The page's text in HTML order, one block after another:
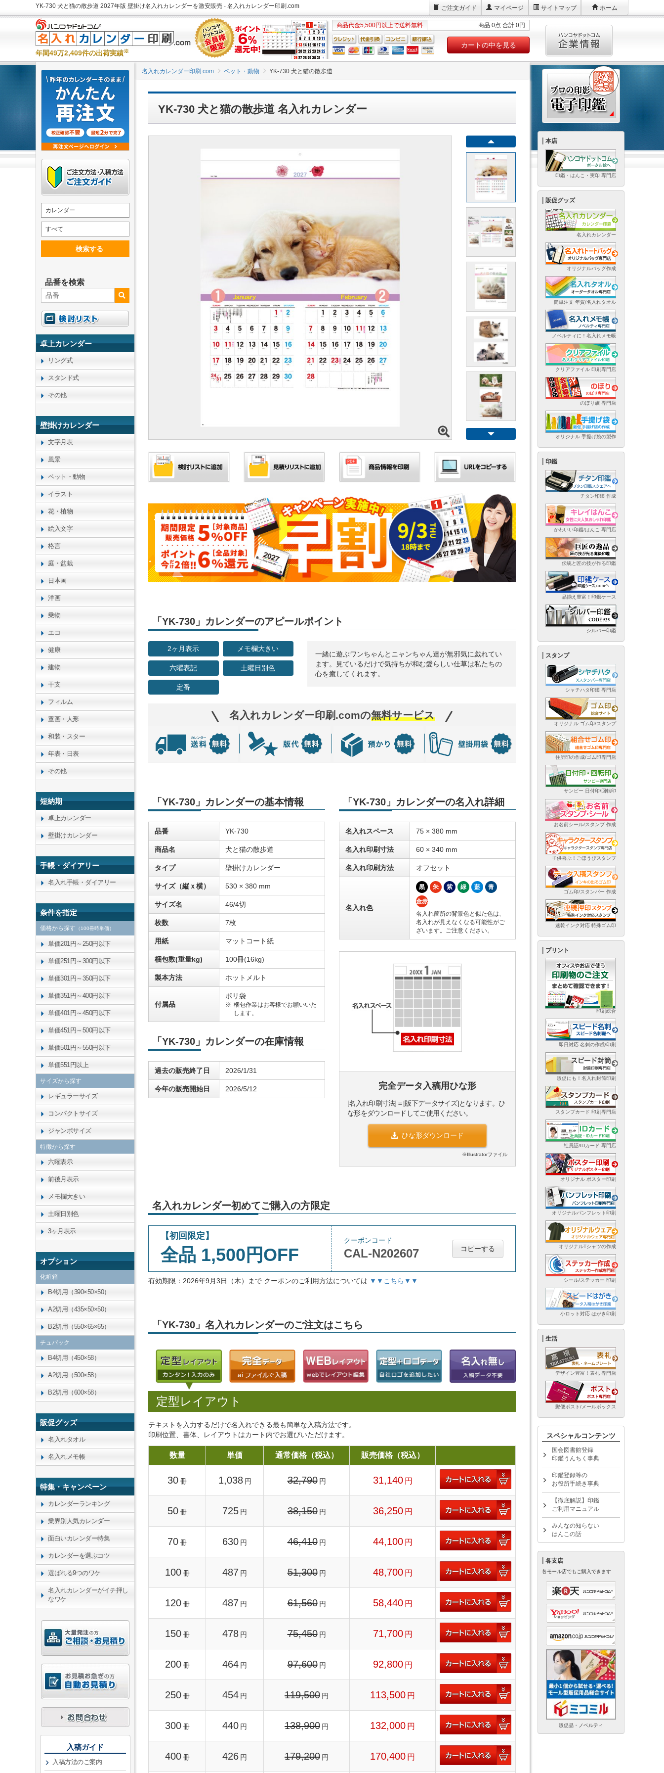
YK-730 犬と猫の散歩道 2027年版 壁掛け名入れカレンダーを激安販売 - 名入れカレンダー印刷.com ご注文ガイド マイページ サイトマップ ホーム
年間49万2,409件の出荷実績※
商品代金5,500円以上で送料無料 商品:0点 合計:0円
カートの中を見る
名入れカレンダー印刷.com ペット・動物 YK-730 犬と猫の散歩道
YK-730 犬と猫の散歩道 名入れカレンダー
「YK-730」カレンダーのアピールポイント
2ヶ月表示 メモ欄大きい
六曜表記 土曜日別色
定番
一緒に遊ぶワンちゃんとニャンちゃん達が無邪気に戯れてい
ます。見ているだけで気持ちが和む愛らしい仕草は私たちの
心を癒してくれます。
名入れカレンダー印刷.comの無料サービス
「YK-730」カレンダーの基本情報
品番 YK-730
商品名 犬と猫の散歩道
タイプ 壁掛けカレンダー
サイズ（縦ｘ横） 530 × 380 mm
サイズ名 46/4切
枚数 7枚
用紙 マットコート紙
梱包数(重量kg) 100冊(16kg)
製本方法 ホットメルト
付属品
ポリ袋
梱包作業はお客様でお願いいた
します。
「YK-730」カレンダーの在庫情報
過去の販売終了日 2026/1/31
今年の販売開始日 2026/5/12
「YK-730」カレンダーの名入れ詳細
名入れスペース 75 × 380 mm
名入れ印刷寸法 60 × 340 mm
名入れ印刷方法 オフセット
名入れ色
黒 朱 紫 緑 藍 青
金赤
名入れ箇所の背景色と似た色は、
名入れが見えなくなる可能性がご
ざいます。ご注意ください。
完全データ入稿用ひな形
[名入れ印刷寸法]＝[版下データサイズ]となります。ひ
な形をダウンロードしてご使用ください。
ひな形ダウンロード
※Illustratorファイル
名入れカレンダー初めてご購入の方限定
【初回限定】
全品 1,500円OFF
クーポンコード
CAL-N202607 コピーする
有効期限：2026年9月3日（木）まで クーポンのご利用方法については ▼▼こちら▼▼
「YK-730」名入れカレンダーのご注文はこちら
定型レイアウト
テキストを入力するだけで名入れできる最も簡単な入稿方法です。
印刷位置、書体、レイアウトはカート内でお選びいただけます。
数量 単価 通常価格（税込） 販売価格（税込）
30冊 1,038 円 32,790 円 31,140 円
50冊 725 円 38,150 円 36,250 円
70冊 630 円 46,410 円 44,100 円
100 冊 487 円 51,300 円 48,700 円
120 冊 487 円 61,560 円 58,440 円
150 冊 478 円 75,450 円 71,700 円
200 冊 464 円 97,600 円 92,800 円
250 冊 454 円 119,500 円 113,500 円
300 冊 440 円 138,900 円 132,000 円
400 冊 426 円 179,200 円 170,400 円
カレンダー
すべて
検索する
品番を検索
卓上カレンダー
リング式
スタンド式
その他
壁掛けカレンダー
文字月表
風景
ペット・動物
イラスト
花・植物
絵入文字
格言
庭・盆栽
日本画
洋画
乗物
エコ
健康
建物
干支
フィルム
童画・人形
和装・スター
年表・日表
その他
短納期
卓上カレンダー
壁掛けカレンダー
手帳・ダイアリー
名入れ手帳・ダイアリー
条件を指定
価格から探す （100冊時単価）
単価201円～250円以下
単価251円～300円以下
単価301円～350円以下
単価351円～400円以下
単価401円～450円以下
単価451円～500円以下
単価501円～550円以下
単価551円以上
サイズから探す
レギュラーサイズ
コンパクトサイズ
ジャンボサイズ
特徴から探す
六曜表示
前後月表示
メモ欄大きい
土曜日別色
3ヶ月表示
オプション
化粧箱
B4切用（390×50×50）
A2切用（435×50×50）
B2切用（550×65×65）
チュパック
B4切用（450×58）
A2切用（500×58）
B2切用（600×58）
販促グッズ
名入れタオル
名入れメモ帳
特集・キャンペーン
カレンダーランキング
業界別人気カレンダー
面白いカレンダー特集
カレンダーを選ぶコツ
選ばれる9つのワケ
名入れカレンダーがイチ押し
なワケ
入稿ガイド
入稿方法のご案内
本店
印鑑・はんこ・実印 専門店
販促グッズ
名入れカレンダー
オリジナルバッグ作成
簡単注文 年賀/名入れタオル
ノベルティに！名入れメモ帳
クリアファイル 印刷専門店
のぼり旗 専門店
オリジナル 手提げ袋の製作
印鑑
チタン印鑑 作成
かわいい印鑑/はんこ 専門店
伝統と匠の技が作る印鑑
品揃え豊富！印鑑ケース
シルバー印鑑
スタンプ
シャチハタ印鑑 専門店
オリジナル ゴム印/スタンプ
住所印の作成/ゴム印専門店
サンビー 日付印/回転印
お名前シール/スタンプ 作成
子供喜ぶ！ごほうびスタンプ
ゴム印/スタンパー 作成
速乾インク対応 特殊ゴム印
プリント
印刷総合
即日対応 名刺の作成/印刷
販促にも！名入れ封筒印刷
スタンプカード 印刷専門店
社員証/IDカード 専門店
オリジナル ポスター印刷
オリジナルパンフレット印刷
オリジナルTシャツの作成
シール/ステッカー 印刷
小ロット対応 はがき印刷
生活
デザイン豊富！表札 専門店
郵便ポスト/メールボックス
スペシャルコンテンツ
国会図書館登録
印鑑うんちく事典
印鑑登録等の
お役所手続き事典
【徹底解説】印鑑
ご利用マニュアル
みんなの知らない
はんこの話
各支店
各モール店でもご購入できます
販促品・ノベルティ